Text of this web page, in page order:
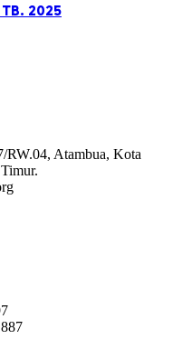
2025
RW.04, Atambua, Kota